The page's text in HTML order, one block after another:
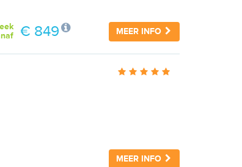
MEER INFO
€ 849
MEER INFO